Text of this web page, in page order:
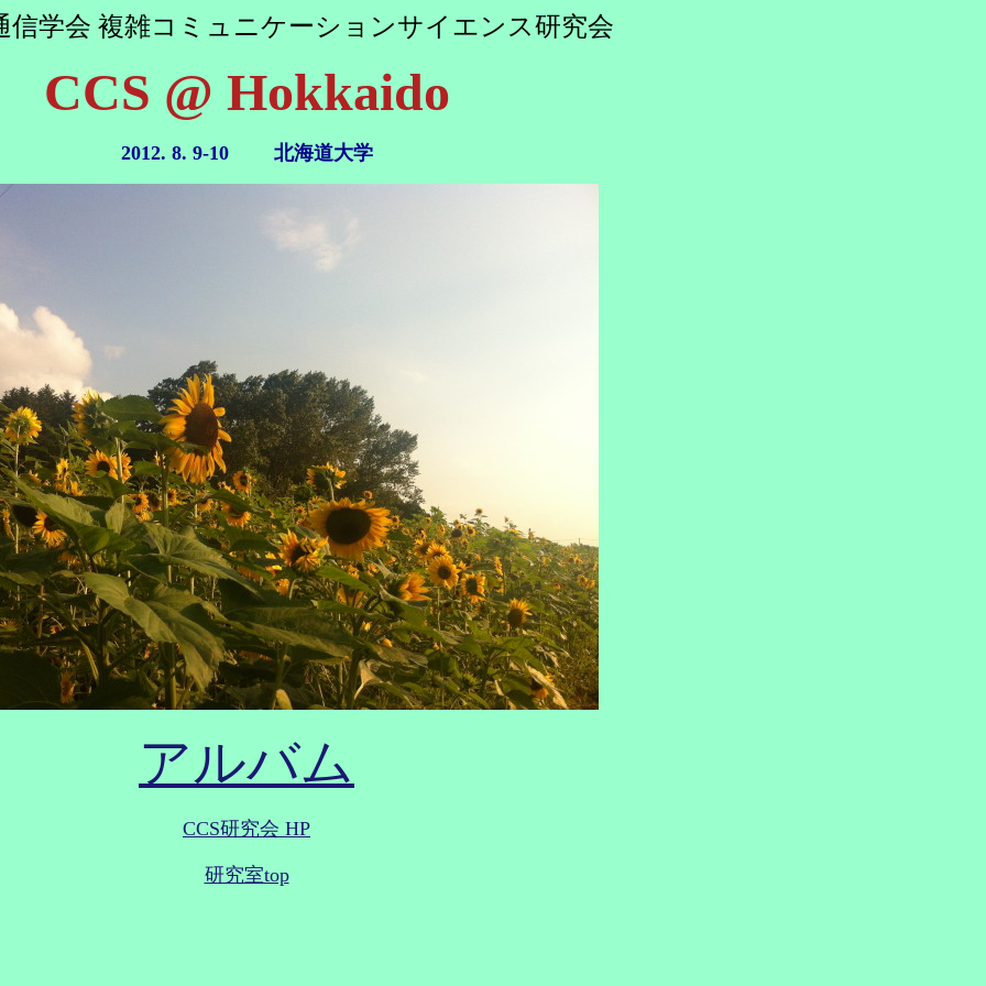
信学会 複雑コミュニケーションサイエンス研究会
CCS @ Hokkaido
2012. 8. 9-10 北海道大学
アルバム
CCS研究会 HP
研究室top